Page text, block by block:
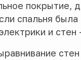
покрытие,
спальня
и
стен